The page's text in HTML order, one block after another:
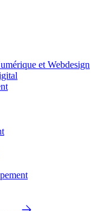
et Webdesign